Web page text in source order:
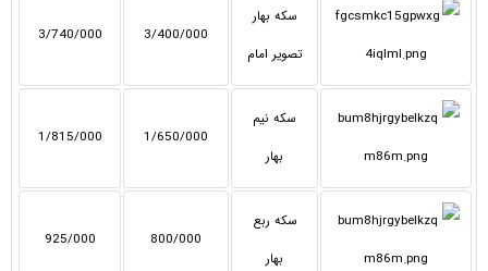
سکه بهار
تصویر امام
3/400/000
3/740/000
سکه نیم
بهار
1/650/000
1/815/000
سکه ربع
بهار
800/000
925/000